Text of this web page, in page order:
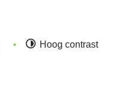
Hoog contrast